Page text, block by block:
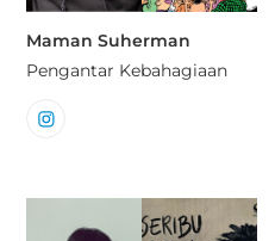
Maman Suherman
Pengantar Kebahagiaan